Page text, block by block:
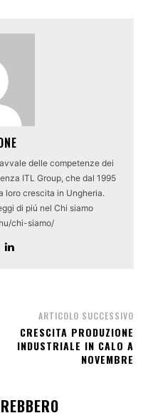
delle competenze dei
ITL Group, che dal 1995
loro crescita in Ungheria.
di piú nel Chi siamo
chi-siamo/
ARTICOLO SUCCESSIVO
CRESCITA PRODUZIONE
INDUSTRIALE IN CALO A
NOVEMBRE